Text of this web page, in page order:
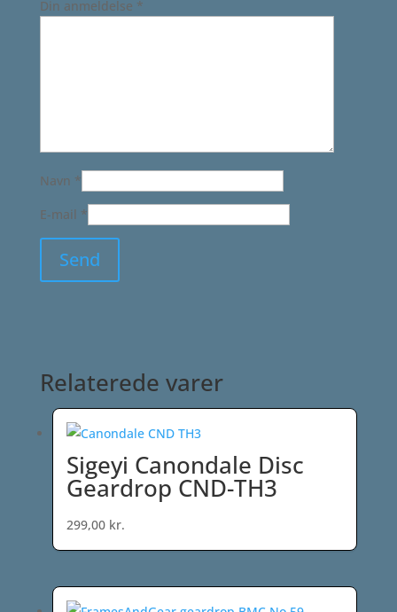
Din anmeldelse *
Navn *
E-mail *
Relaterede varer
Sigeyi Canondale Disc
Geardrop CND-TH3
299,00 kr.